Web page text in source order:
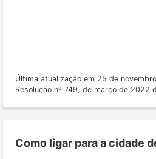
Última atualização em 25 de
Resolução nº 749, de março de 2022
Como ligar para a cidade